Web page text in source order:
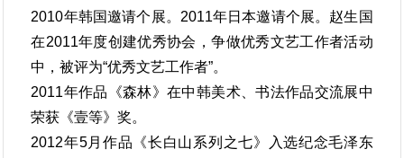
2010年韩国邀请个展。2011年日本邀请个展。赵生国
在2011年度创建优秀协会，争做优秀文艺工作者活动
中，被评为“优秀文艺工作者”。
2011年作品《森林》在中韩美术、书法作品交流展中
荣获《壹等》奖。
2012年5月作品《长白山系列之七》入选纪念毛泽东